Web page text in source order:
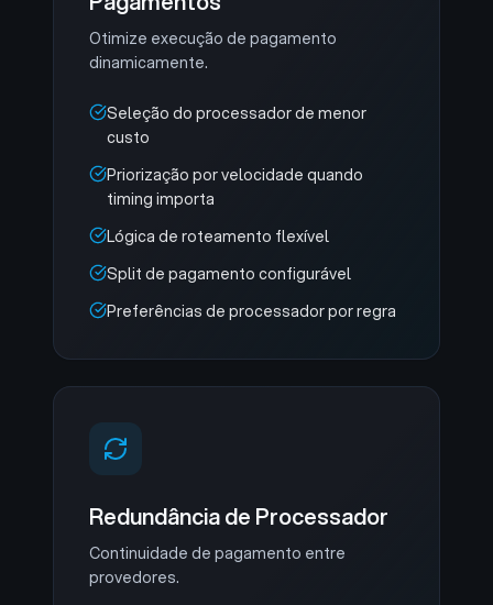
Otimize execução de pagamento
dinamicamente.
Seleção do processador de menor
custo
Priorização por velocidade quando
timing importa
Lógica de roteamento flexível
Split de pagamento configurável
Preferências de processador por regra
Redundância de Processador
Continuidade de pagamento entre
provedores.